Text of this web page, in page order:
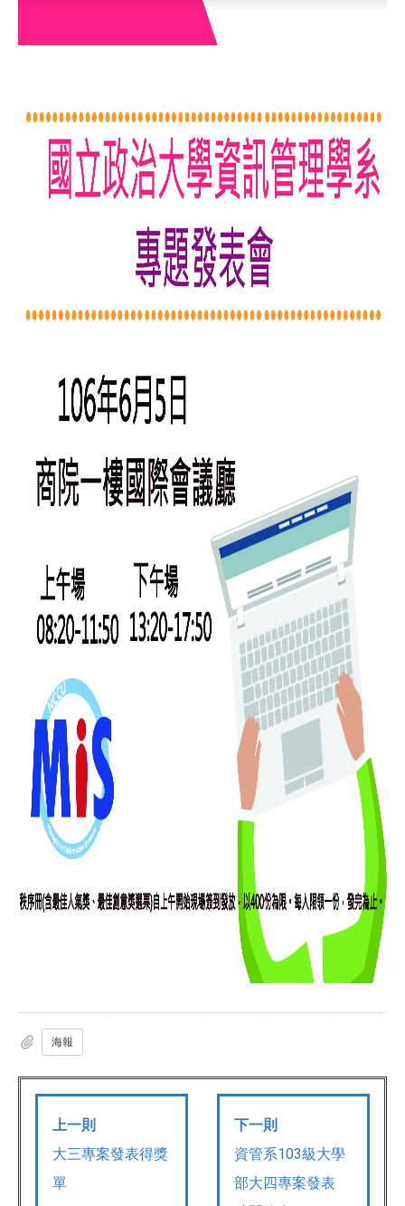
海報
上一則
大三專案發表得獎
單
下一則
資管系103級大學
部大四專案發表